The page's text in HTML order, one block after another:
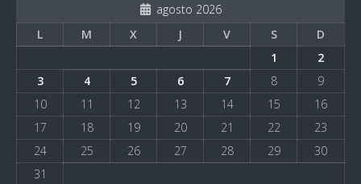
agosto 2026
L
M X J V S
D
1
2
3
4 5 6 7 8
9
10
11 12 13 14 15
16
17
18 19 20 21 22
23
24
25 26 27 28 29
30
31